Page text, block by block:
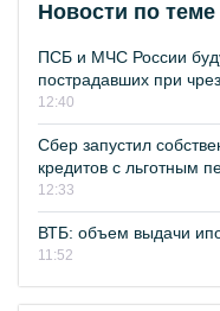
Новости по теме
ПСБ и МЧС России
пострадавших при
12:40
Сбер запустил
кредитов с льготным
12:33
ВТБ: объем выдачи
11:52